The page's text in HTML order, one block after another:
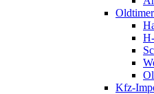
Kfz-